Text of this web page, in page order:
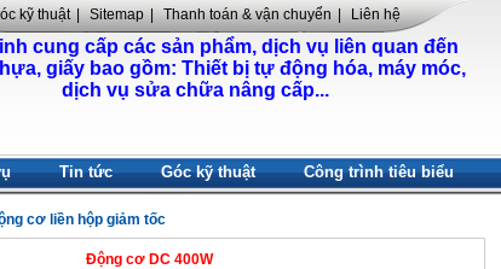
kỹ thuật | Sitemap | Thanh toán & vận chuyển | Liên hệ
cung cấp các sản phẩm, dịch vụ liên quan đến
giấy bao gồm: Thiết bị tự động hóa, máy móc,
dịch vụ sửa chữa nâng cấp...
Tin tức Góc kỹ thuật Công trình tiêu biểu
cơ liền hộp giảm tốc
Động cơ DC 400W